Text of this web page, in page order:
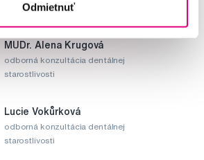
Odmietnuť
MUDr. Alena Krugová
odborná konzultácia dentálnej
starostlivosti
Lucie Vokůrková
odborná konzultácia dentálnej
starostlivosti